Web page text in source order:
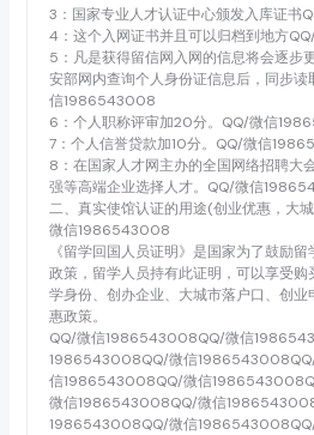
3：国家专业人才认证中心颁发入库证
4：这个入网证书并且可以归档到地方
5：凡是获得留信网入网的信息将会逐步
安部网内查询个人身份证信息后，同步
信1986543008
6：个人职称评审加20分。QQ/微信
7：个人信誉贷款加10分。QQ/微信
8：在国家人才网主办的全国网络招聘大
强等高端企业选择人才。QQ/微信
二、真实使馆认证的用途(创业优惠，大
微信1986543008
《留学回国人员证明》是国家为了鼓励
政策，留学人员持有此证明，可以享受
学身份、创办企业、大城市落户口、创
惠政策。
QQ/微信1986543008QQ/微信
1986543008QQ/微信
信1986543008QQ/微信
微信1986543008QQ/微信
1986543008QQ/微信